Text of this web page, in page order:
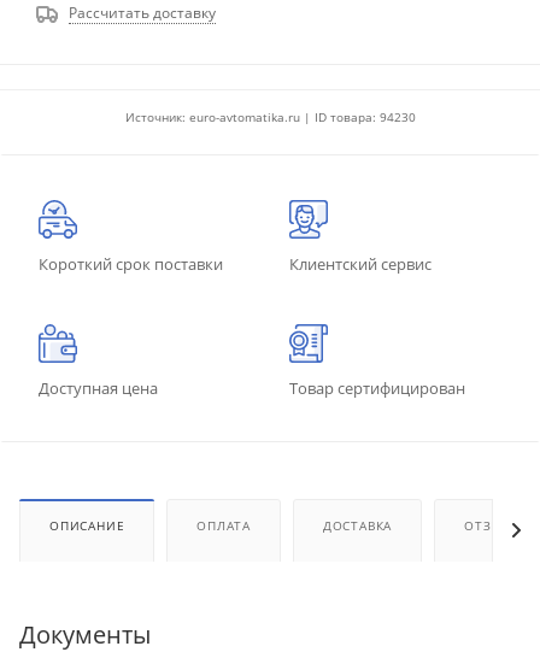
Рассчитать доставку
Источник: euro-avtomatika.ru | ID товара: 94230
Короткий срок поставки Клиентский сервис
Доступная цена Товар сертифицирован
ОПИСАНИЕ ОПЛАТА ДОСТАВКА ОТЗЫВЫ
Документы